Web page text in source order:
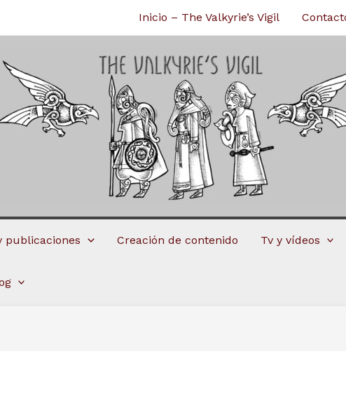
Inicio – The Valkyrie’s Vigil
publicaciones Creación de contenido Tv y vídeos